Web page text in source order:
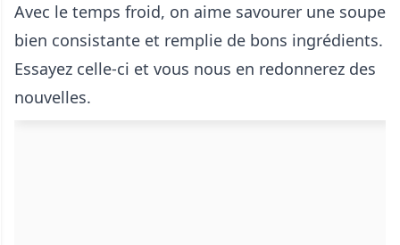
Avec le temps froid, on aime savourer une soupe
bien consistante et remplie de bons ingrédients.
Essayez celle-ci et vous nous en redonnerez des
nouvelles.